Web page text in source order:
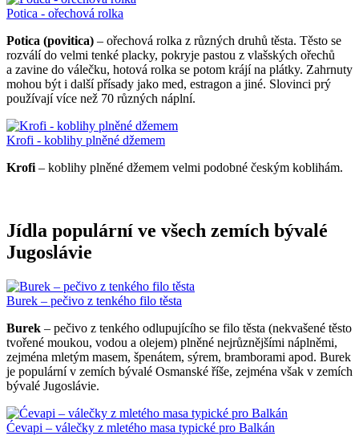
Potica - ořechová rolka
Potica (povitica) – ořechová rolka z různých druhů těsta. Těsto se
rozválí do velmi tenké placky, pokryje pastou z vlašských ořechů
a zavine do válečku, hotová rolka se potom krájí na plátky. Zahrnuty
mohou být i další přísady jako med, estragon a jiné. Slovinci prý
používají více než 70 různých náplní.
Krofi - koblihy plněné džemem
Krofi – koblihy plněné džemem velmi podobné českým koblihám.
Jídla populární ve všech zemích bývalé
Jugoslávie
Burek – pečivo z tenkého filo těsta
Burek – pečivo z tenkého odlupujícího se filo těsta (nekvašené těsto
tvořené moukou, vodou a olejem) plněné nejrůznějšími náplněmi,
zejména mletým masem, špenátem, sýrem, bramborami apod. Burek
je populární v zemích bývalé Osmanské říše, zejména však v zemích
bývalé Jugoslávie.
Ćevapi – válečky z mletého masa typické pro Balkán